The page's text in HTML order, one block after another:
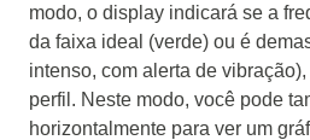
modo, o display indicará se a
da faixa ideal (verde) ou é
intenso, com alerta de
perfil. Neste modo, você pode
horizontalmente para ver um